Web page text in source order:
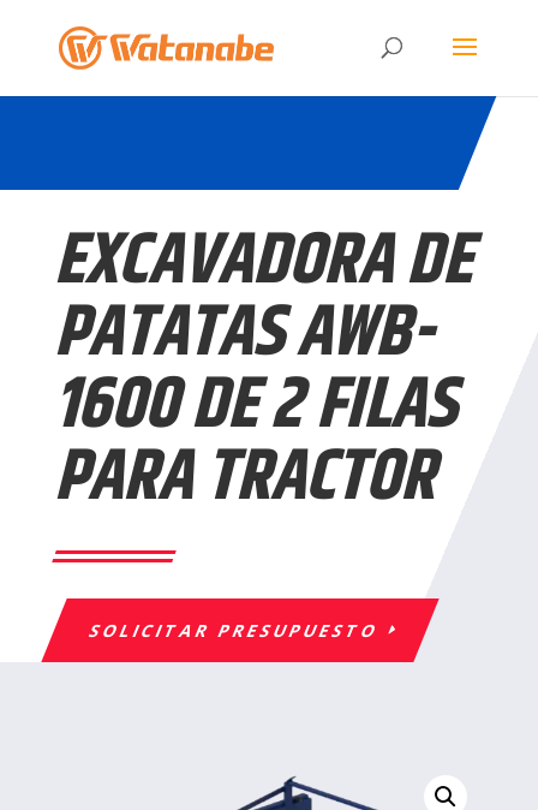
EXCAVADORA DE
PATATAS AWB-
1600 DE 2 FILAS
PARA TRACTOR
SOLICITAR PRESUPUESTO